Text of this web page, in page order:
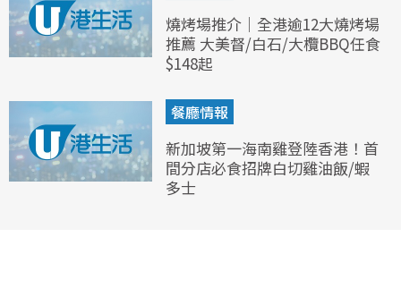
燒烤場推介｜全港逾12大燒烤場
推薦 大美督/白石/大欖BBQ任食
$148起
餐廳情報
新加坡第一海南雞登陸香港！首
間分店必食招牌白切雞油飯/蝦
多士